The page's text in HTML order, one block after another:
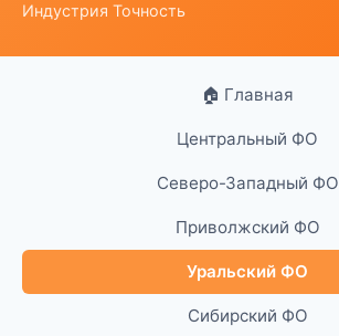
Индустрия Точность
🏠 Главная
Центральный ФО
Северо-Западный ФО
Приволжский ФО
Уральский ФО
Сибирский ФО